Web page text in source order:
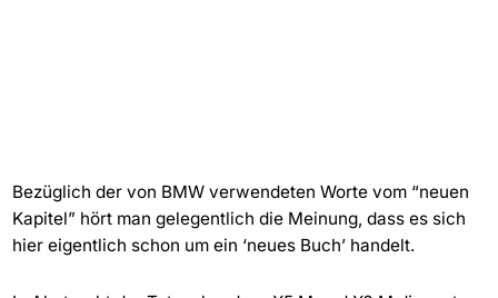
Bezüglich der von BMW verwendeten Worte vom “neuen
Kapitel” hört man gelegentlich die Meinung, dass es sich
hier eigentlich schon um ein ‘neues Buch’ handelt.